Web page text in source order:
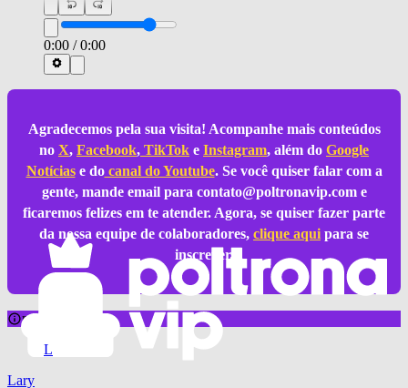
0:00 /0:00
Agradecemos pela sua visita! Acompanhe mais conteúdos
no X, Facebook, TikTok e Instagram, além do Google
Notíciase docanal do Youtube. Se você quiser falar com a
gente, mande email para contato@poltronavip.come
ficaremos felizes em te atender. Agora, se quiser fazer parte
da nossa equipe de colaboradores, clique aqui para se
inscrever.
notícia sobre
L
Lary